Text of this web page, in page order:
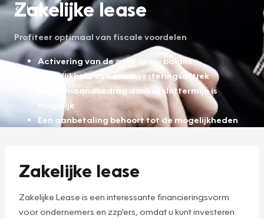
Lease
Zakelijke lease
Profiteer optimaal van fiscale voordelen
Activering van de auto op uw balans
Mogelijkheid van een investeringsaftrek
Lager maandbedrag dankzij slottermijn is
mogelijk
Een aanbetaling behoort tot de mogelijkheden
Zakelijke lease
Zakelijke Lease is een interessante financieringsvorm
voor ondernemers en zzp'ers, omdat u kunt investeren